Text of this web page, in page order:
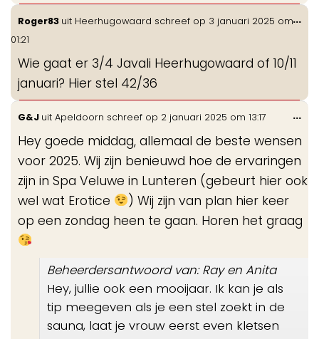
Roger83 uit Heerhugowaard schreef op 3 januari 2025 om
01:21
Wie gaat er 3/4 Javali Heerhugowaard of 10/11
januari? Hier stel 42/36
...
G&J uit Apeldoorn schreef op 2 januari 2025 om 13:17
Hey goede middag, allemaal de beste wensen
voor 2025. Wij zijn benieuwd hoe de ervaringen
zijn in Spa Veluwe in Lunteren (gebeurt hier ook
wel wat Erotice
) Wij zijn van plan hier keer
op een zondag heen te gaan. Horen het graag
Beheerdersantwoord van: Ray en Anita
Hey, jullie ook een mooijaar. Ik kan je als
tip meegeven als je een stel zoekt in de
sauna, laat je vrouw eerst even kletsen
...